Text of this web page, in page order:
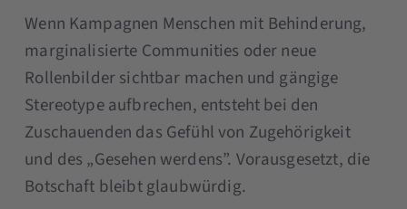
Wenn Kampagnen Menschen mit Behinderung,
marginalisierte Communities oder neue
Rollenbilder sichtbar machen und gängige
Stereotype aufbrechen, entsteht bei den
Zuschauenden das Gefühl von Zugehörigkeit
und des „Gesehen werdens”. Vorausgesetzt, die
Botschaft bleibt glaubwürdig.